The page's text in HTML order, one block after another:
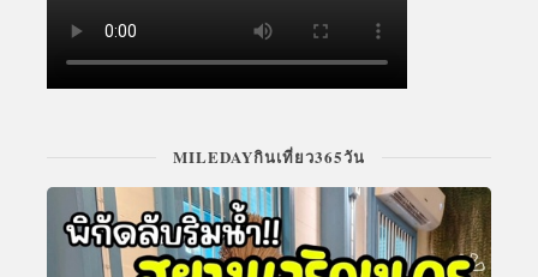
MILEDAYกินเที่ยว365วัน